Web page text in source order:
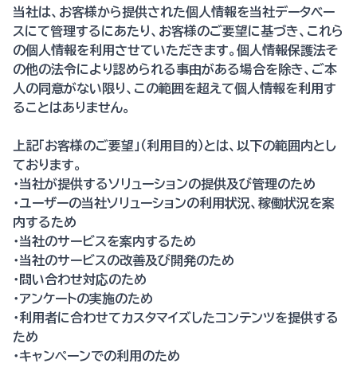
当社は、お客様から提供された個人情報を当社データベー
スにて管理するにあたり、お客様のご要望に基づき、これら
の個人情報を利用させていただきます。個人情報保護法そ
の他の法令により認められる事由がある場合を除き、ご本
人の同意がない限り、この範囲を超えて個人情報を利用す
ることはありません。
上記「お客様のご要望」（利用目的）とは、以下の範囲内とし
ております。
・当社が提供するソリューションの提供及び管理のため
・ユーザーの当社ソリューションの利用状況、稼働状況を案
内するため
・当社のサービスを案内するため
・当社のサービスの改善及び開発のため
・問い合わせ対応のため
・アンケートの実施のため
・利用者に合わせてカスタマイズしたコンテンツを提供する
ため
・キャンペーンでの利用のため